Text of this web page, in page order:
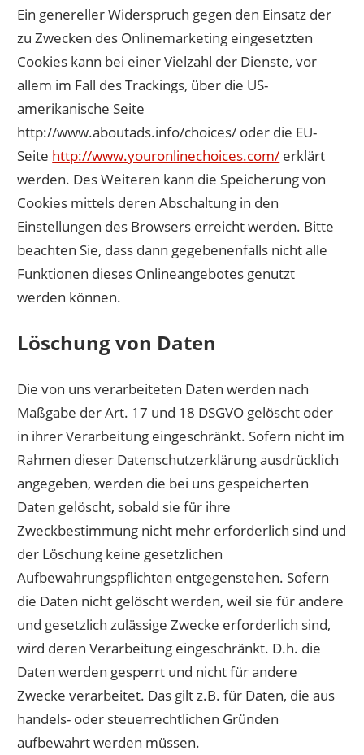
Ein genereller Widerspruch gegen den Einsatz der
zu Zwecken des Onlinemarketing eingesetzten
Cookies kann bei einer Vielzahl der Dienste, vor
allem im Fall des Trackings, über die US-
amerikanische Seite
http://www.aboutads.info/choices/ oder die EU-
Seite http://www.youronlinechoices.com/ erklärt
werden. Des Weiteren kann die Speicherung von
Cookies mittels deren Abschaltung in den
Einstellungen des Browsers erreicht werden. Bitte
beachten Sie, dass dann gegebenenfalls nicht alle
Funktionen dieses Onlineangebotes genutzt
werden können.
Löschung von Daten
Die von uns verarbeiteten Daten werden nach
Maßgabe der Art. 17 und 18 DSGVO gelöscht oder
in ihrer Verarbeitung eingeschränkt. Sofern nicht im
Rahmen dieser Datenschutzerklärung ausdrücklich
angegeben, werden die bei uns gespeicherten
Daten gelöscht, sobald sie für ihre
Zweckbestimmung nicht mehr erforderlich sind und
der Löschung keine gesetzlichen
Aufbewahrungspflichten entgegenstehen. Sofern
die Daten nicht gelöscht werden, weil sie für andere
und gesetzlich zulässige Zwecke erforderlich sind,
wird deren Verarbeitung eingeschränkt. D.h. die
Daten werden gesperrt und nicht für andere
Zwecke verarbeitet. Das gilt z.B. für Daten, die aus
handels- oder steuerrechtlichen Gründen
aufbewahrt werden müssen.